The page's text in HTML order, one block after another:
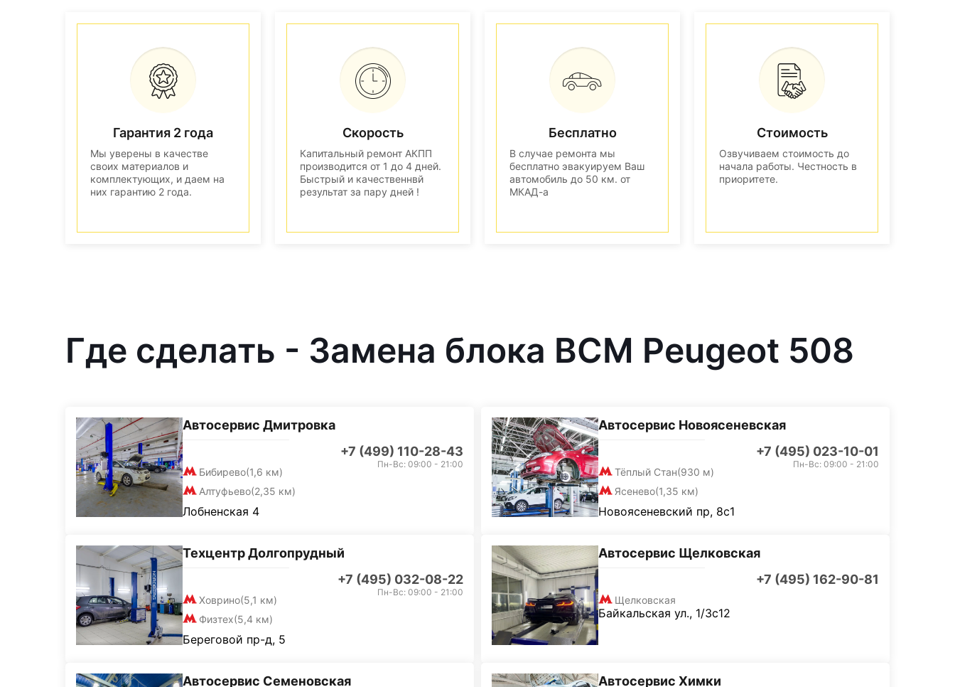
Гарантия 2 года
Мы уверены в качестве
своих материалов и
комплектующих, и даем на
них гарантию 2 года.
Скорость
Капитальный ремонт АКПП
производится от 1 до 4 дней.
Быстрый и качественнвй
результат за пару дней !
Бесплатно
В случае ремонта мы
бесплатно эвакуируем Ваш
автомобиль до 50 км. от
МКАД-а
Стоимость
Озвучиваем стоимость до
начала работы. Честность в
приоритете.
Где сделать - Замена блока BCM Peugeot 508
Автосервис Дмитровка
+7 (499) 110-28-43
Бибирево(1,6 км)
Алтуфьево(2,35 км)
Пн-Вс: 09:00 - 21:00
Лобненская 4
Автосервис Новоясеневская
+7 (495) 023-10-01
Тёплый Стан(930 м)
Ясенево(1,35 км)
Пн-Вс: 09:00 - 21:00
Новоясеневский пр, 8с1
Техцентр Долгопрудный
+7 (495) 032-08-22
Ховрино(5,1 км)
Физтех(5,4 км)
Пн-Вс: 09:00 - 21:00
Береговой пр-д, 5
Автосервис Щелковская
+7 (495) 162-90-81
Щелковская
Байкальская ул., 1/3с12
Автосервис Семеновская Автосервис Химки